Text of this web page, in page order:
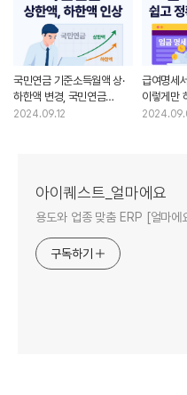
국민연금 기준소득월액 상·
하한액 변경, 국민연금
보험료 얼마나 더 내야
2024.09.12
급여명세
이렇게만
편안해집
아이퀘스트_얼마에요
용도와 업종 맞춤 ERP [얼마에
구독하기